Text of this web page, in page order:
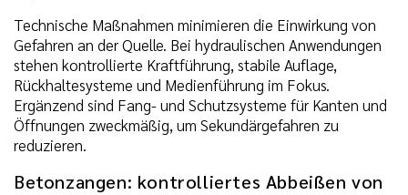
Technische Maßnahmen minimieren die Einwirkung von
Gefahren an der Quelle. Bei hydraulischen Anwendungen
stehen kontrollierte Kraftführung, stabile Auflage,
Rückhaltesysteme und Medienführung im Fokus.
Ergänzend sind Fang- und Schutzsysteme für Kanten und
Öffnungen zweckmäßig, um Sekundärgefahren zu
reduzieren.
Betonzangen: kontrolliertes Abbeißen von